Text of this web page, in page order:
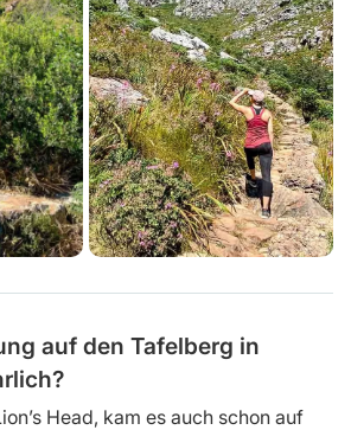
auf den Tafelberg in
Head, kam es auch schon auf